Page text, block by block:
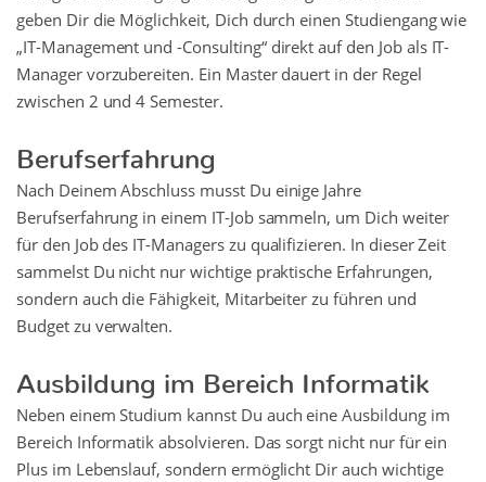
geben Dir die Möglichkeit, Dich durch einen Studiengang wie
„IT-Management und -Consulting“ direkt auf den Job als IT-
Manager vorzubereiten. Ein Master dauert in der Regel
zwischen 2 und 4 Semester.
Berufserfahrung
Nach Deinem Abschluss musst Du einige Jahre
Berufserfahrung in einem IT-Job sammeln, um Dich weiter
für den Job des IT-Managers zu qualifizieren. In dieser Zeit
sammelst Du nicht nur wichtige praktische Erfahrungen,
sondern auch die Fähigkeit, Mitarbeiter zu führen und
Budget zu verwalten.
Ausbildung im Bereich Informatik
Neben einem Studium kannst Du auch eine Ausbildung im
Bereich Informatik absolvieren. Das sorgt nicht nur für ein
Plus im Lebenslauf, sondern ermöglicht Dir auch wichtige